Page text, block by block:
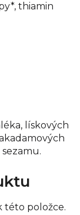
thiamin
lískových
této položce.